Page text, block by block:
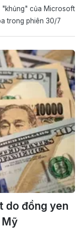
"khủng" của Microsoft
trong phiên 30/7
do đồng yen
Mỹ